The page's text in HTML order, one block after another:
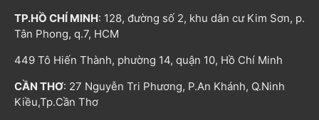
TP.HỒ CHÍ MINH: 128, đường số 2, khu dân cư Kim Sơn, p.
Tân Phong, q.7, HCM
449 Tô Hiến Thành, phường 14, quận 10, Hồ Chí Minh
CẦN THƠ: 27 Nguyễn Tri Phương, P.An Khánh, Q.Ninh
Kiều,Tp.Cần Thơ